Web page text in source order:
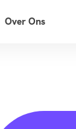
Over Ons